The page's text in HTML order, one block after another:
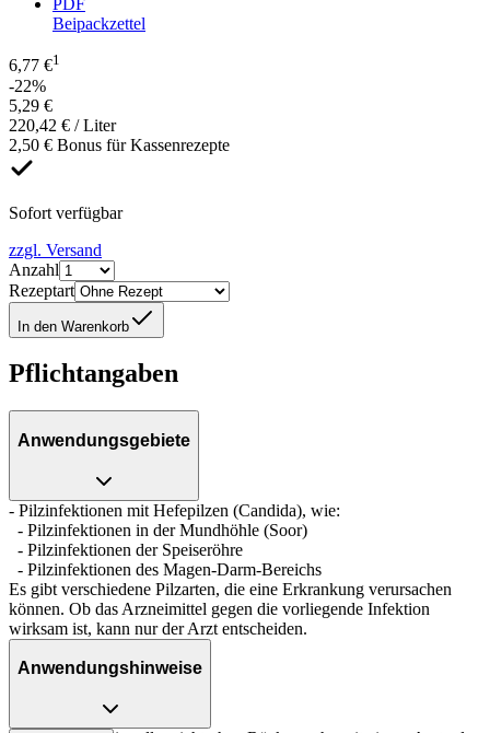
PDF
Beipackzettel
6,77 €1
-22%
5,29 €
220,42 € / Liter
2,50 € Bonus für Kassenrezepte
Sofort verfügbar
zzgl. Versand
Anzahl
Rezeptart
In den Warenkorb
Pflichtangaben
Anwendungsgebiete
- Pilzinfektionen mit Hefepilzen (Candida), wie:
- Pilzinfektionen in der Mundhöhle (Soor)
- Pilzinfektionen der Speiseröhre
- Pilzinfektionen des Magen-Darm-Bereichs
Es gibt verschiedene Pilzarten, die eine Erkrankung verursachen
können. Ob das Arzneimittel gegen die vorliegende Infektion
wirksam ist, kann nur der Arzt entscheiden.
Anwendungshinweise